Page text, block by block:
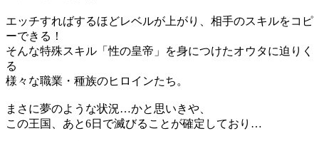
エッチすればするほどレベルが上がり、相手のスキルをコピ
ーできる！
そんな特殊スキル「性の皇帝」を身につけたオウタに迫りく
る
様々な職業・種族のヒロインたち。
まさに夢のような状況…かと思いきや、
この王国、あと6日で滅びることが確定しており…